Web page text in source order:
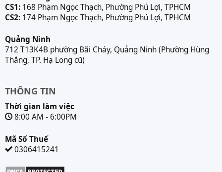
CS1:168 Phạm Ngọc Thạch, Phường Phú Lợi, TPHCM
CS2:174 Phạm Ngọc Thạch, Phường Phú Lợi, TPHCM
Quảng Ninh
712 T13K4B phường Bãi Cháy, Quảng Ninh (Phường Hùng
Thắng, TP. Hạ Long cũ)
THÔNG TIN
Thời gian làm việc
8:00 AM - 6:00PM
Mã Số Thuế
0306415241